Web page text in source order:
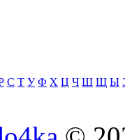
С Т У Ф Х Ц Ч Ш Щ Ы